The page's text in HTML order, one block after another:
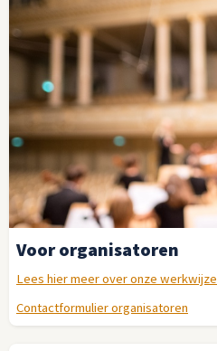
Voor organisatoren
Lees hier meer over onze werkwijze
Contactformulier organisatoren